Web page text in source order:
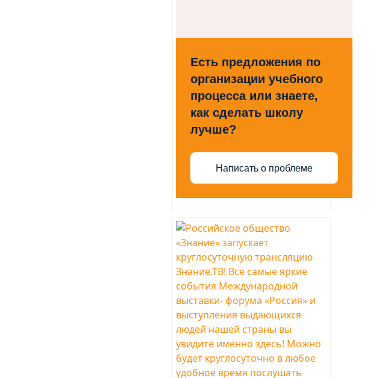
Есть предложения по
организации учебного
процесса или знаете,
как сделать школу
лучше?
Написать о проблеме